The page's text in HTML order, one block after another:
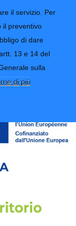
il servizio. Per
il preventivo
di dare
13 e 14 del
sulla
di più
CONTATTI-URP
TRASPARENZA